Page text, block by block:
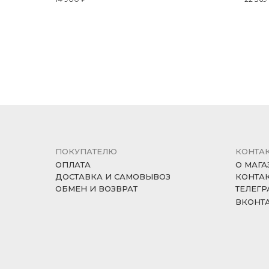
О
ПОКУПАТЕЛЮ
ОПЛАТА
ДОСТАВКА И САМОВЫВОЗ
ОБМЕН И ВОЗВРАТ